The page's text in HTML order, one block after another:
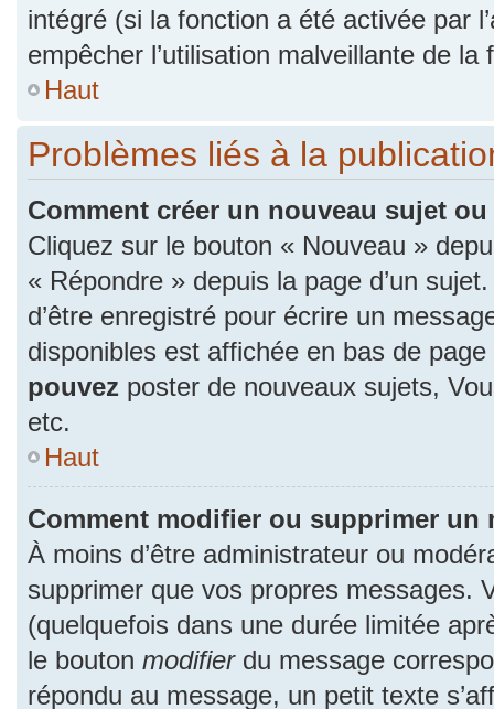
intégré (si la fonction a été activée par
empêcher l’utilisation malveillante de
Haut
Problèmes liés à la
Comment créer un nouveau sujet
Cliquez sur le bouton « Nouveau »
« Répondre » depuis la page d’un
d’être enregistré pour écrire un
disponibles est affichée en bas de
pouvez poster de nouveaux sujets,
etc.
Haut
Comment modifier ou supprimer un
À moins d’être administrateur ou
supprimer que vos propres messages.
(quelquefois dans une durée limitée
le bouton modifierdu message
répondu au message, un petit texte